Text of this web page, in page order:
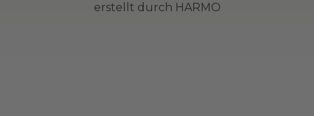
erstellt durch HARMO